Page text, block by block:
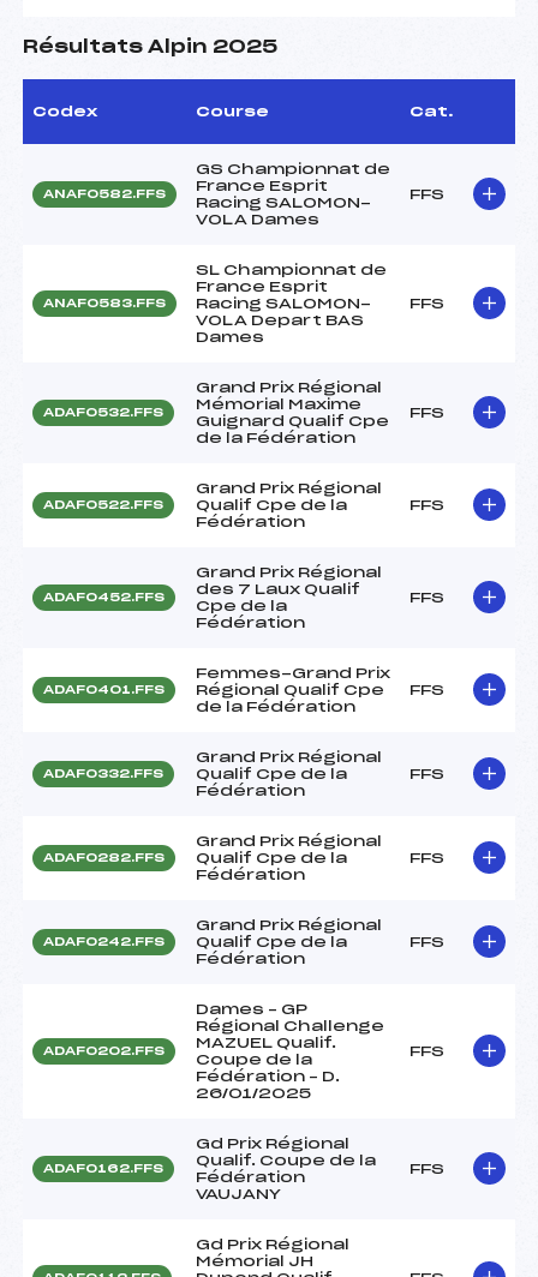
Résultats Alpin 2025
Codex Course Cat.
ANAF0582.FFS
GS Championnat de
France Esprit
Racing SALOMON-
VOLA Dames
FFS
ANAF0583.FFS
SL Championnat de
France Esprit
Racing SALOMON-
VOLA Depart BAS
Dames
FFS
ADAF0532.FFS
Grand Prix Régional
Mémorial Maxime
Guignard Qualif Cpe
de la Fédération
FFS
ADAF0522.FFS
Grand Prix Régional
Qualif Cpe de la
Fédération
FFS
ADAF0452.FFS
Grand Prix Régional
des 7 Laux Qualif
Cpe de la
Fédération
FFS
ADAF0401.FFS
Femmes-Grand Prix
Régional Qualif Cpe
de la Fédération
FFS
ADAF0332.FFS
Grand Prix Régional
Qualif Cpe de la
Fédération
FFS
ADAF0282.FFS
Grand Prix Régional
Qualif Cpe de la
Fédération
FFS
ADAF0242.FFS
Grand Prix Régional
Qualif Cpe de la
Fédération
FFS
ADAF0202.FFS
Dames – GP
Régional Challenge
MAZUEL Qualif.
Coupe de la
Fédération – D.
26/01/2025
FFS
ADAF0162.FFS
Gd Prix Régional
Qualif. Coupe de la
Fédération
VAUJANY
FFS
Gd Prix Régional
Mémorial JH